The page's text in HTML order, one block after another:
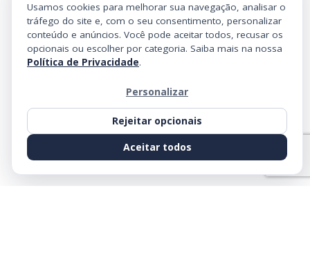
Usamos cookies para melhorar sua navegação, analisar o
tráfego do site e, com o seu consentimento, personalizar
conteúdo e anúncios. Você pode aceitar todos, recusar os
opcionais ou escolher por categoria. Saiba mais na nossa
Política de Privacidade.
Personalizar
Rejeitar opcionais
Aceitar todos